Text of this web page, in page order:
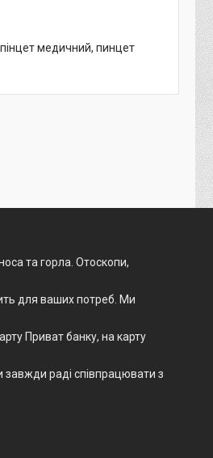
пінцет медичний, пинцет
та горла. Отоскопи,
для ваших потреб. Ми
Приват банку, на карту
раді співпрацювати з